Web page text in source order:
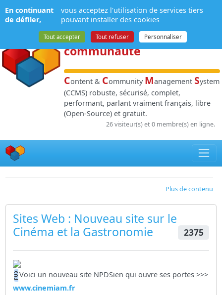
NPDS:Gestion de
contenuet de
communauté
Content & Community Management System
(CCMS) robuste, sécurisé, complet,
performant, parlant vraiment français, libre
(Open-Source) et gratuit.
26 visiteur(s) et 0 membre(s) en ligne.
Plus de contenu
Sites Web : Nouveau site sur le
Cinéma et la Gastronomie
2375
Voici un nouveau site NPDSien qui ouvre ses portes >>>
www.cinemiam.fr
Panneau de gestion des cookies
En continuant
de défiler,
vous acceptez l'utilisation de services tiers
pouvant installer des cookies
Tout accepter Tout refuser Personnaliser